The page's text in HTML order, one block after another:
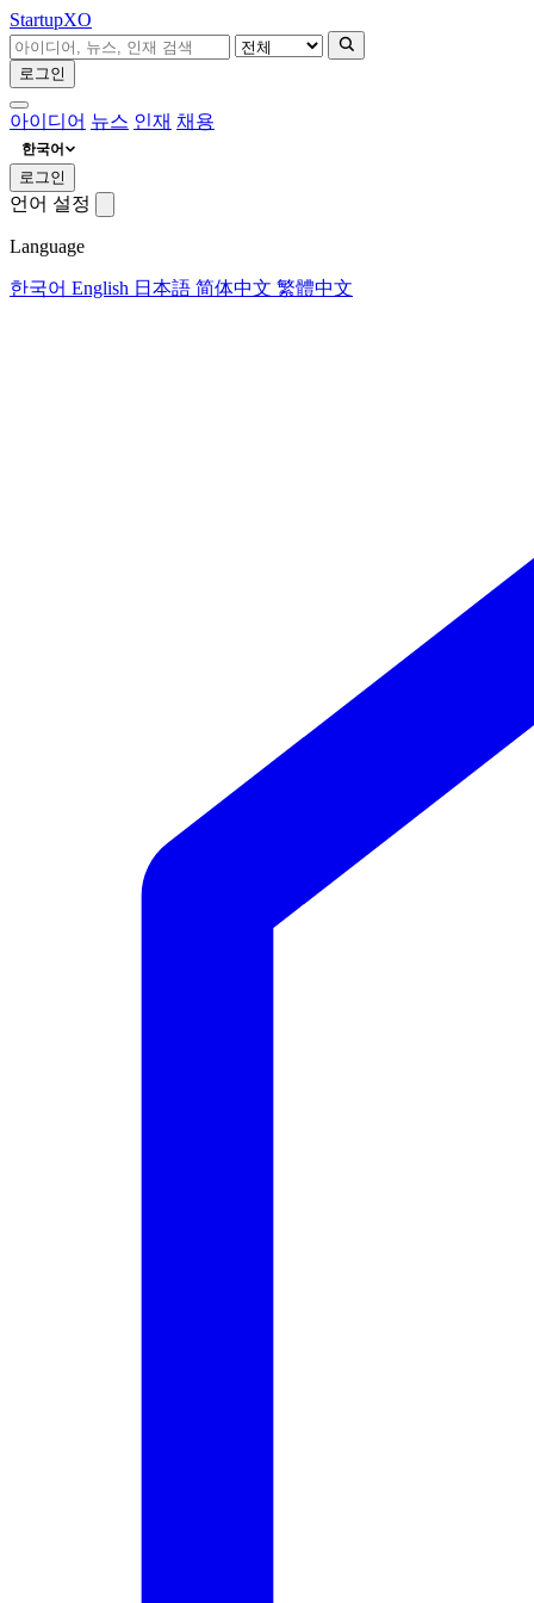
StartupXO
로그인
아이디어 뉴스 인재 채용
한국어
로그인
언어 설정
Language
한국어 English 日本語 简体中文 繁體中文